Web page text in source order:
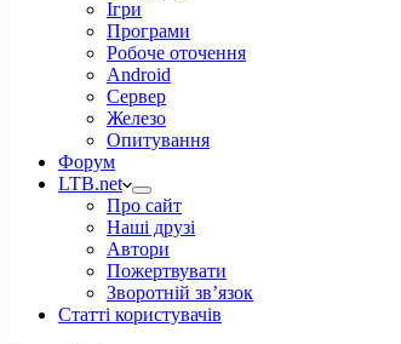
Ігри
Програми
Робоче оточення
Android
Сервер
Железо
Опитування
Форум
LTB.net
Про сайт
Наші друзі
Автори
Пожертвувати
Зворотній зв’язок
Статті користувачів